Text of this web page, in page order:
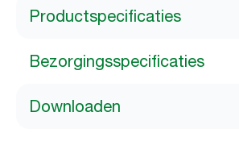
Productspecificaties
Bezorgingsspecificaties
Downloaden